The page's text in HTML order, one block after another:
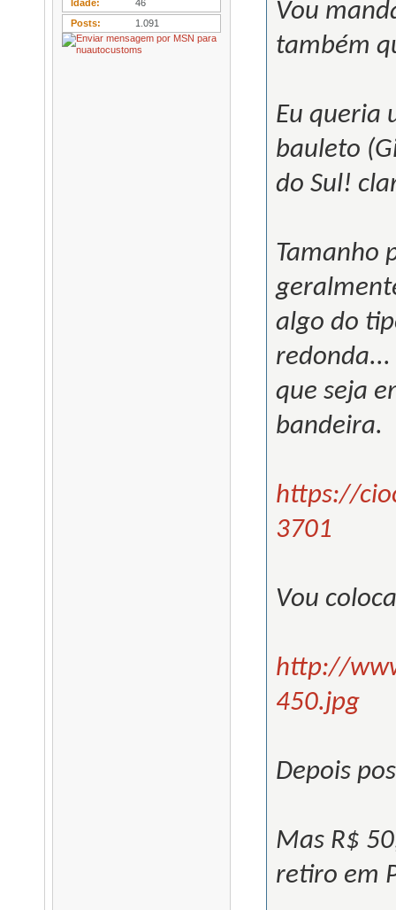
Idade
46
Posts
1.091
Vou
também
Eu queria
bauleto
do Sul!
Tamanho
algo do
que seja
bandeira.
https://
3701
Vou
http://
450.jpg
Depois
Mas R$
retiro em